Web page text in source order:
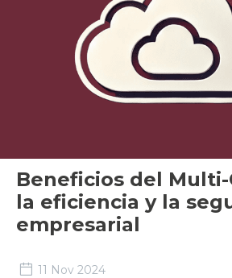
Beneficios del
la eficiencia y la
empresarial
11 Nov 2024